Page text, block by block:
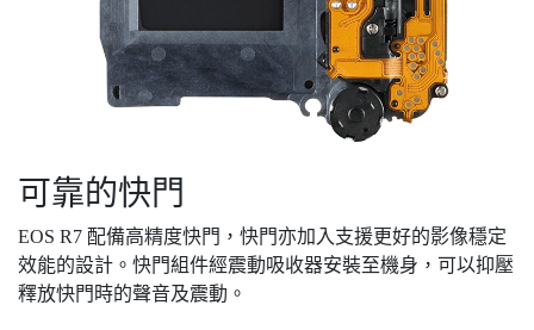
可靠的快門
EOS R7 配備高精度快門，快門亦加入支援更好的影像穩定
效能的設計。快門組件經震動吸收器安裝至機身，可以抑壓
釋放快門時的聲音及震動。